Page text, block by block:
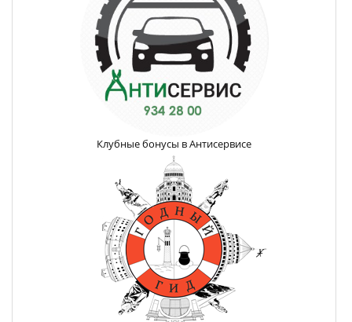
Клубные бонусы в Антисервисе